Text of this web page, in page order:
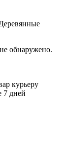
обнаружено.
курьеру
7 дней